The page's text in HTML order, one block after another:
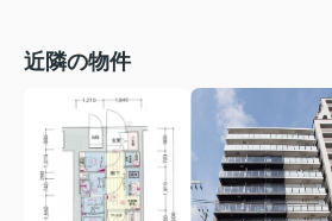
近隣の物件